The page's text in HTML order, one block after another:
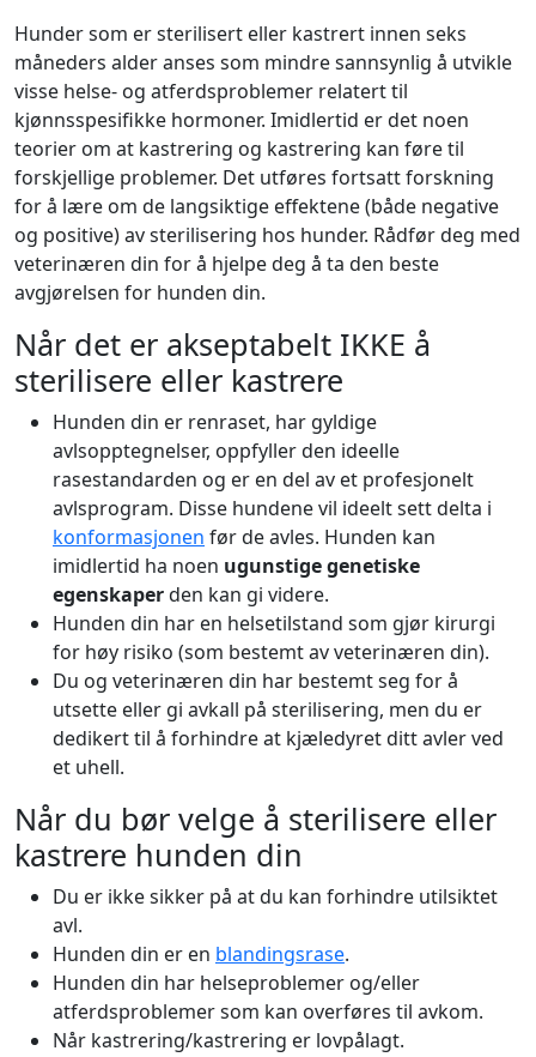
Hunder som er sterilisert eller kastrert innen seks
måneders alder anses som mindre sannsynlig å utvikle
visse helse- og atferdsproblemer relatert til
kjønnsspesifikke hormoner. Imidlertid er det noen
teorier om at kastrering og kastrering kan føre til
forskjellige problemer. Det utføres fortsatt forskning
for å lære om de langsiktige effektene (både negative
og positive) av sterilisering hos hunder. Rådfør deg med
veterinæren din for å hjelpe deg å ta den beste
avgjørelsen for hunden din.
Når det er akseptabelt IKKE å
sterilisere eller kastrere
Hunden din er renraset, har gyldige
avlsopptegnelser, oppfyller den ideelle
rasestandarden og er en del av et profesjonelt
avlsprogram. Disse hundene vil ideelt sett delta i
konformasjonen før de avles. Hunden kan
imidlertid ha noen ugunstige genetiske
egenskaperden kan gi videre.
Hunden din har en helsetilstand som gjør kirurgi
for høy risiko (som bestemt av veterinæren din).
Du og veterinæren din har bestemt seg for å
utsette eller gi avkall på sterilisering, men du er
dedikert til å forhindre at kjæledyret ditt avler ved
et uhell.
Når du bør velge å sterilisere eller
kastrere hunden din
Du er ikke sikker på at du kan forhindre utilsiktet
avl.
Hunden din er en blandingsrase.
Hunden din har helseproblemer og/eller
atferdsproblemer som kan overføres til avkom.
Når kastrering/kastrering er lovpålagt.